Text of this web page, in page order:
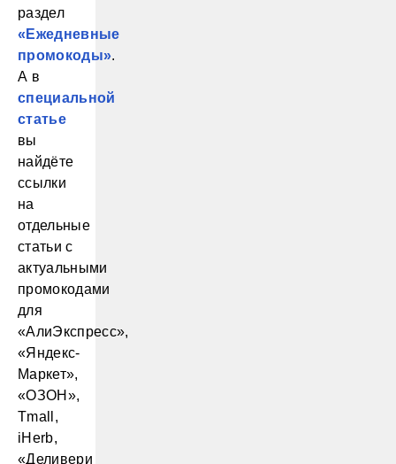
раздел
«Ежедневные
промокоды».
А в
специальной
статье
вы
найдёте
ссылки
на
отдельные
статьи с
актуальными
промокодами
для
«АлиЭкспресс»,
«Яндекс-
Маркет»,
«ОЗОН»,
Tmall,
iHerb,
«Деливери